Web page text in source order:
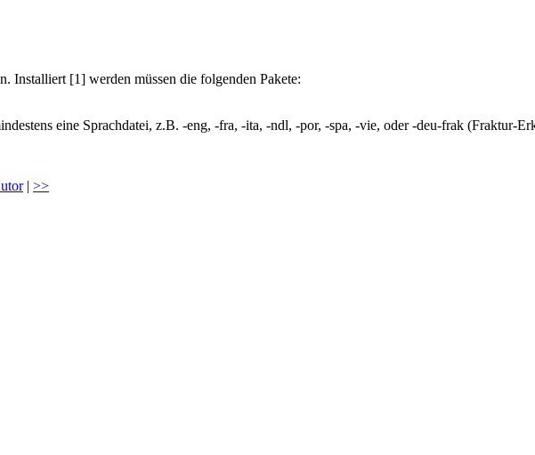
Installiert [1] werden müssen die folgenden Pakete:
eine Sprachdatei, z.B. -eng, -fra, -ita, -ndl, -por, -spa, -vie, oder -deu-frak (Fraktur-
| >>